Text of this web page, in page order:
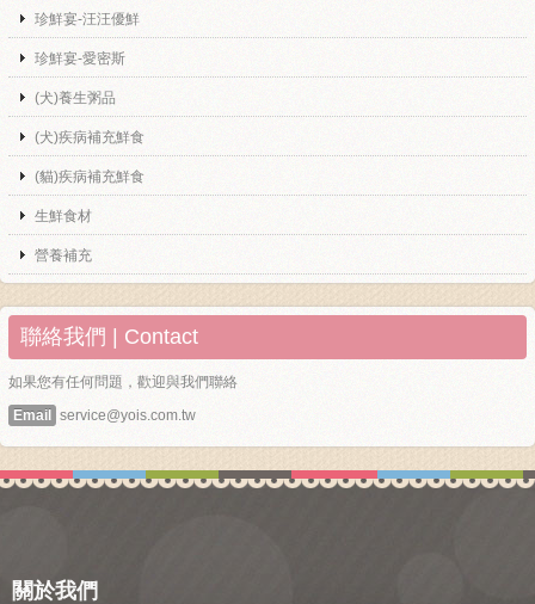
珍鮮宴-汪汪優鮮
珍鮮宴-愛密斯
(犬)養生粥品
(犬)疾病補充鮮食
(貓)疾病補充鮮食
生鮮食材
營養補充
聯絡我們 | Contact
如果您有任何問題，歡迎與我們聯絡
Email
service@yois.com.tw
關於我們